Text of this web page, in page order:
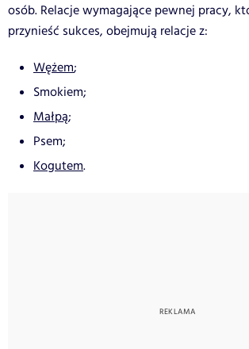
osób. Relacje wymagające pewnej pracy,
przynieść sukces, obejmują relacje z:
Wężem;
Smokiem;
Małpą;
Psem;
Kogutem.